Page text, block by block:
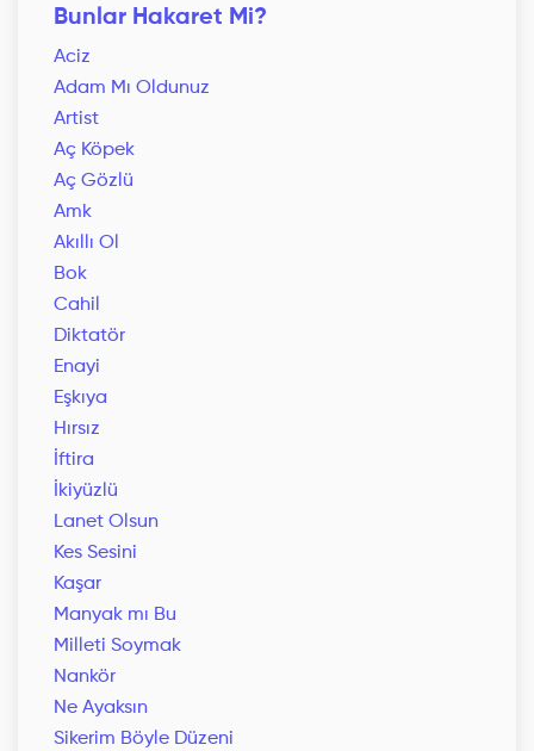
Bunlar Hakaret Mi?
Aciz
Adam Mı Oldunuz
Artist
Aç Köpek
Aç Gözlü
Amk
Akıllı Ol
Bok
Cahil
Diktatör
Enayi
Eşkıya
Hırsız
İftira
İkiyüzlü
Lanet Olsun
Kes Sesini
Kaşar
Manyak mı Bu
Milleti Soymak
Nankör
Ne Ayaksın
Sikerim Böyle Düzeni